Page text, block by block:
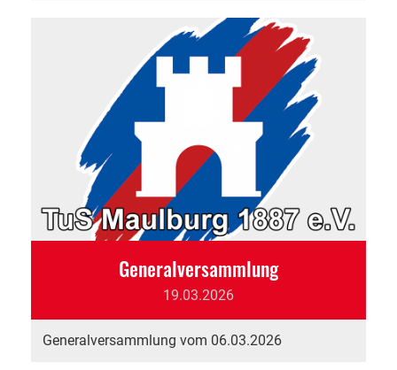
Generalversammlung
19.03.2026
Generalversammlung vom 06.03.2026